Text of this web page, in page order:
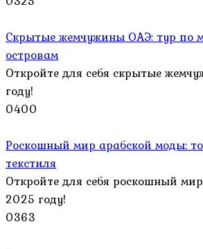
Скрытые жемчужины ОАЭ: тур по
островам
Откройте для себя скрытые
году!
0400
Роскошный мир арабской моды:
текстиля
Откройте для себя роскошный
2025 году!
0363